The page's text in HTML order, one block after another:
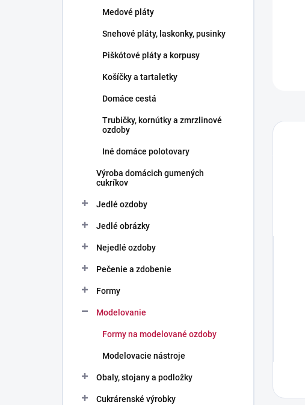
Medové pláty
Snehové pláty, laskonky, pusinky
Piškótové pláty a korpusy
Košíčky a tartaletky
Domáce cestá
Trubičky, kornútky a zmrzlinové
ozdoby
Iné domáce polotovary
Výroba domácich gumených
cukríkov
Jedlé ozdoby
Jedlé obrázky
Nejedlé ozdoby
Pečenie a zdobenie
Formy
Modelovanie
Formy na modelované ozdoby
Modelovacie nástroje
Obaly, stojany a podložky
Cukrárenské výrobky